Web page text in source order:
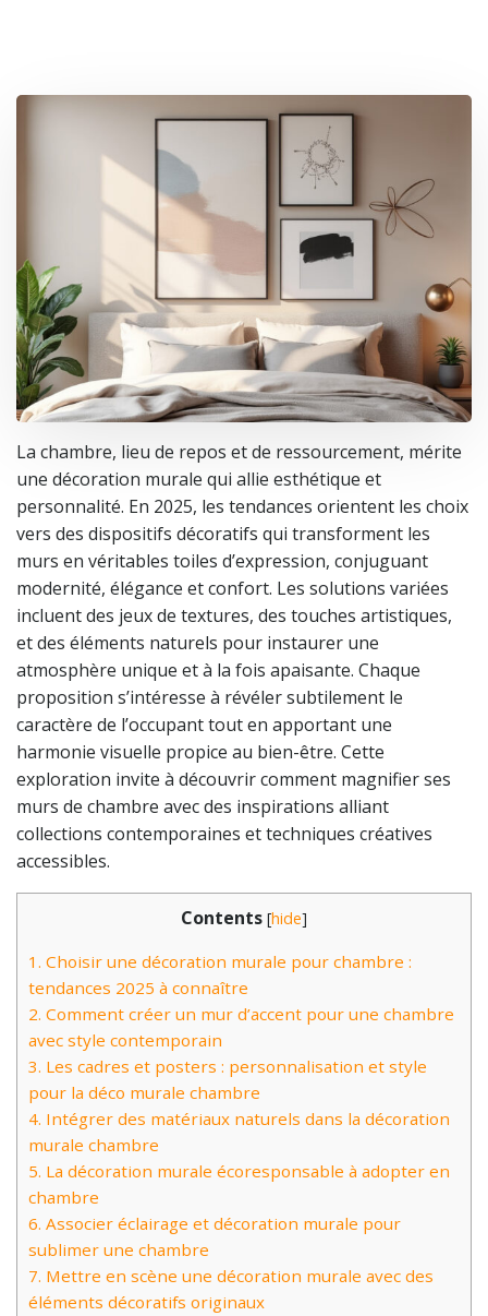
La chambre, lieu de repos et de ressourcement, mérite
une décoration murale qui allie esthétique et
personnalité. En 2025, les tendances orientent les choix
vers des dispositifs décoratifs qui transforment les
murs en véritables toiles d’expression, conjuguant
modernité, élégance et confort. Les solutions variées
incluent des jeux de textures, des touches artistiques,
et des éléments naturels pour instaurer une
atmosphère unique et à la fois apaisante. Chaque
proposition s’intéresse à révéler subtilement le
caractère de l’occupant tout en apportant une
harmonie visuelle propice au bien-être. Cette
exploration invite à découvrir comment magnifier ses
murs de chambre avec des inspirations alliant
collections contemporaines et techniques créatives
accessibles.
Contents [hide]
1. Choisir une décoration murale pour chambre :
tendances 2025 à connaître
2. Comment créer un mur d’accent pour une chambre
avec style contemporain
3. Les cadres et posters : personnalisation et style
pour la déco murale chambre
4. Intégrer des matériaux naturels dans la décoration
murale chambre
5. La décoration murale écoresponsable à adopter en
chambre
6. Associer éclairage et décoration murale pour
sublimer une chambre
7. Mettre en scène une décoration murale avec des
éléments décoratifs originaux